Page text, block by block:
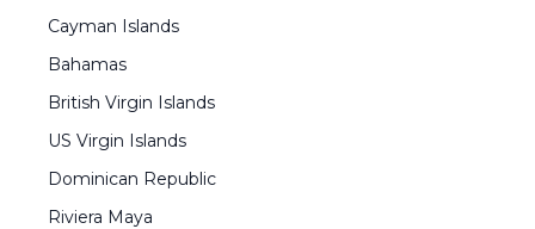
Cayman Islands
Bahamas
British Virgin Islands
US Virgin Islands
Dominican Republic
Riviera Maya